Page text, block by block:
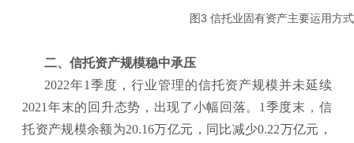
图3 信托业固有资产主要运用
二、信托资产规模稳中承压
2022年1季度，行业管理的信托资产规模并未延续
2021年末的回升态势，出现了小幅回落。1季度末，信
托资产规模余额为20.16万亿元，同比减少0.22万亿元，